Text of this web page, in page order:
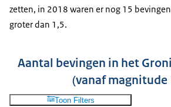
zetten, in 2018 waren er nog 15
groter dan 1,5.
Aantal bevingen in het
(vanaf magnitude
Toon Filters